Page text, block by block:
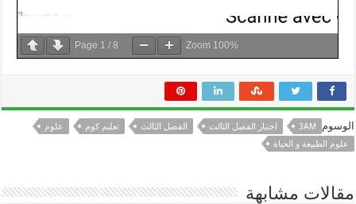
Page 1 / 8 Zoom 100%
الوسوم 3AM اختبار الفصل الثالث الفصل الثالث تعليم كوم
علوم
علوم الطبيعة و الحياة
مقالات مشابهة